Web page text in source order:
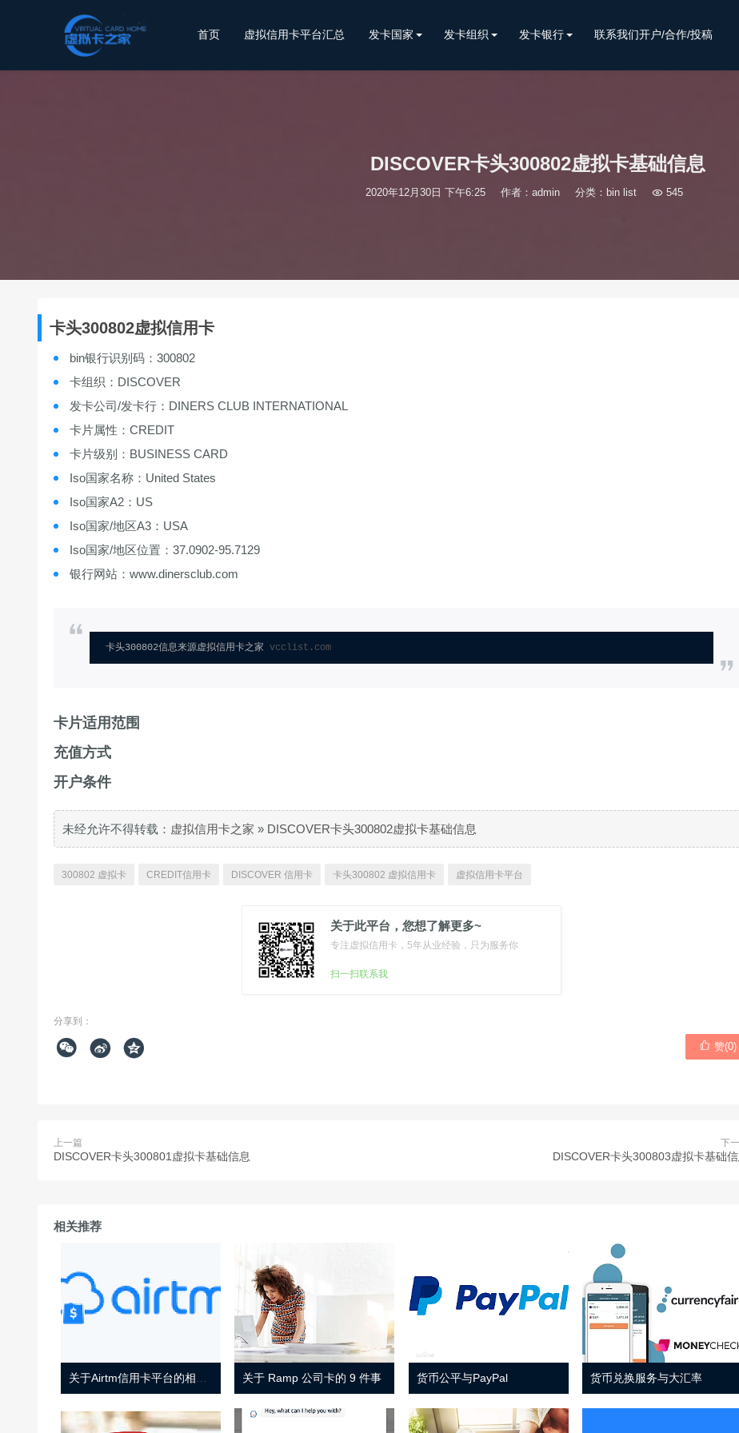
首页 虚拟信用卡平台汇总 发卡国家 发卡组织 发卡银行 联系我们开户/合作/投稿
DISCOVER卡头300802虚拟卡基础信息
2020年12月30日 下午6:25 作者：admin 分类： bin list 545
卡头300802虚拟信用卡
bin银行识别码：300802
卡组织：DISCOVER
发卡公司/发卡行：DINERS CLUB INTERNATIONAL
卡片属性：CREDIT
卡片级别：BUSINESS CARD
Iso国家名称：United States
Iso国家A2：US
Iso国家/地区A3：USA
Iso国家/地区位置：37.0902-95.7129
银行网站：www.dinersclub.com
卡头300802信息来源虚拟信用卡之家 vcclist.com
卡片适用范围
充值方式
开户条件
未经允许不得转载： 虚拟信用卡之家 » DISCOVER卡头300802虚拟卡基础信息
300802 虚拟卡 CREDIT信用卡 DISCOVER 信用卡 卡头300802 虚拟信用卡 虚拟信用卡平台
关于此平台，您想了解更多~
专注虚拟信用卡，5年从业经验，只为服务你
扫一扫联系我
分享到：
    赞(0)
上一篇
DISCOVER卡头300801虚拟卡基础信息
下
DISCOVER卡头300803虚拟卡基础信
相关推荐
关于 Ramp 公司卡的 9 件事 货币公平与PayPal 货币兑换服务与大汇率